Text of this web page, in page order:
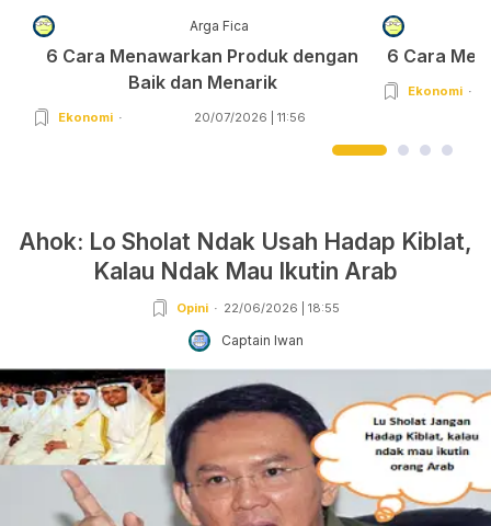
Arga Fica
6 Cara Menawarkan Produk dengan
Baik dan Menarik
Ekonomi 20/07/2026 | 11:56
6 Cara
Ekonomi
Ahok: Lo Sholat Ndak Usah Hadap Kiblat,
Kalau Ndak Mau Ikutin Arab
Opini 22/06/2026 | 18:55
Captain Iwan